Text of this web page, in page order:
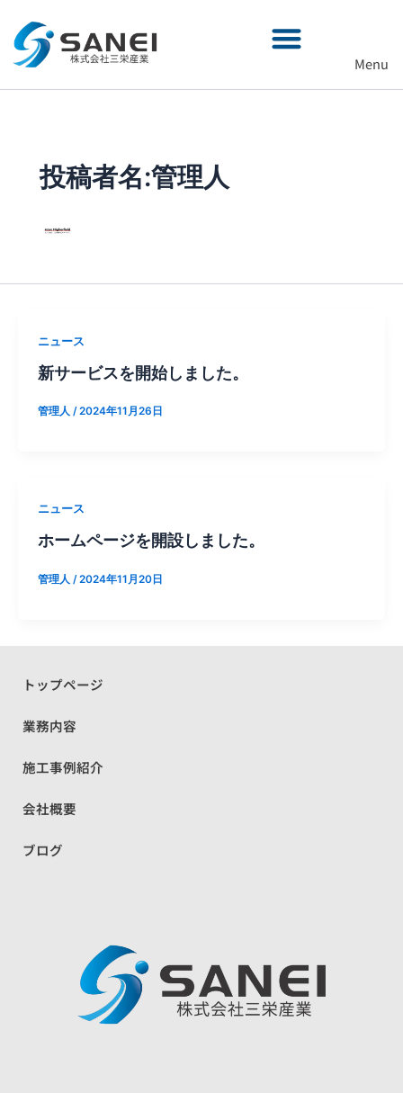
Menu
投稿者名:管理人
ニュース
新サービスを開始しました。
管理人 /2024年11月26日
ニュース
ホームページを開設しました。
管理人 /2024年11月20日
トップページ
業務内容
施工事例紹介
会社概要
ブログ